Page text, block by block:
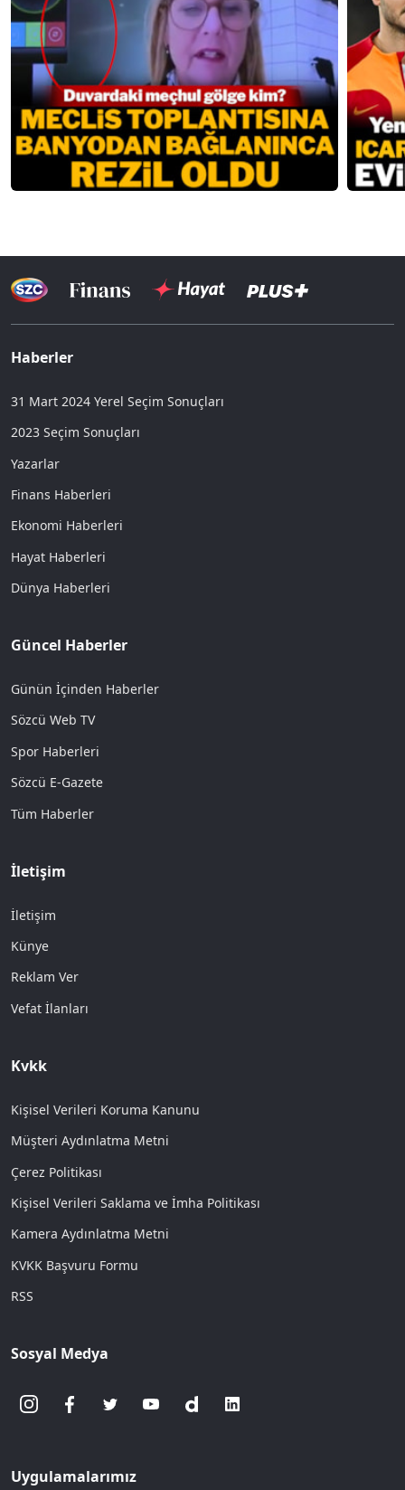
Haberler
31 Mart 2024 Yerel Seçim Sonuçları
2023 Seçim Sonuçları
Yazarlar
Finans Haberleri
Ekonomi Haberleri
Hayat Haberleri
Dünya Haberleri
Güncel Haberler
Günün İçinden Haberler
Sözcü Web TV
Spor Haberleri
Sözcü E-Gazete
Tüm Haberler
İletişim
İletişim
Künye
Reklam Ver
Vefat İlanları
Kvkk
Kişisel Verileri Koruma Kanunu
Müşteri Aydınlatma Metni
Çerez Politikası
Kişisel Verileri Saklama ve İmha Politikası
Kamera Aydınlatma Metni
KVKK Başvuru Formu
RSS
Sosyal Medya
Uygulamalarımız